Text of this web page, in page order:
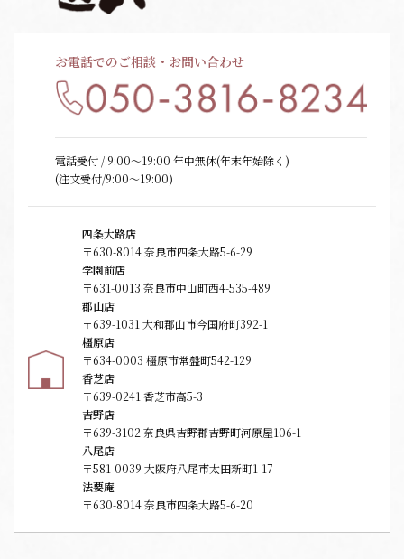
お電話でのご相談・お問い合わせ
電話受付 / 9:00〜19:00 年中無休(年末年始除く)
(注文受付/9:00～19:00)
四条大路店
〒630-8014 奈良市四条大路5-6-29
学園前店
〒631-0013 奈良市中山町西4-535-489
郡山店
〒639-1031 大和郡山市今国府町392-1
橿原店
〒634-0003 橿原市常盤町542-129
香芝店
〒639-0241 香芝市高5-3
吉野店
〒639-3102 奈良県吉野郡吉野町河原屋106-1
八尾店
〒581-0039 大阪府八尾市太田新町1-17
法要庵
〒630-8014 奈良市四条大路5-6-20